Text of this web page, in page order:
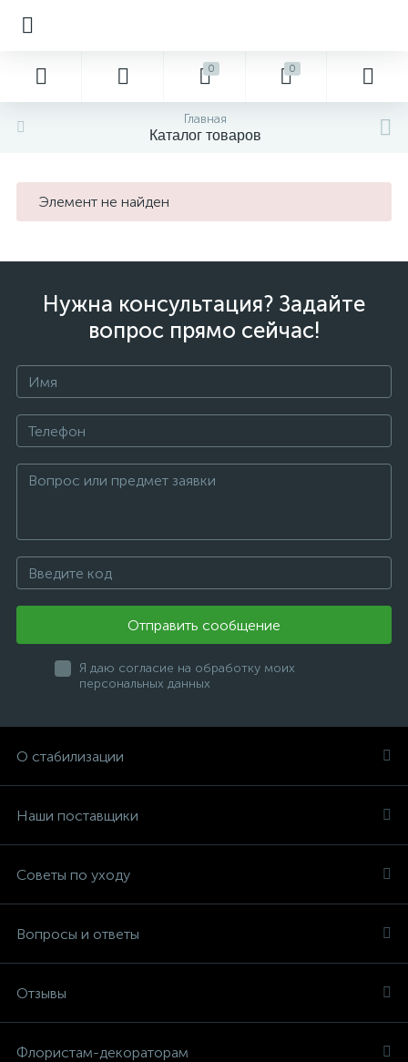
0 0
Главная
Каталог товаров
Элемент не найден
Нужна консультация? Задайте
вопрос прямо сейчас!
Отправить сообщение
Я даю согласие на обработку моих
персональных данных
О стабилизации
Наши поставщики
Советы по уходу
Вопросы и ответы
Отзывы
Флористам-декораторам